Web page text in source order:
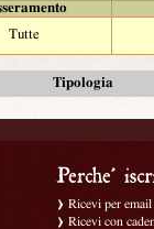
Tutte
Tipologia
Ricevi per
Ricevi con